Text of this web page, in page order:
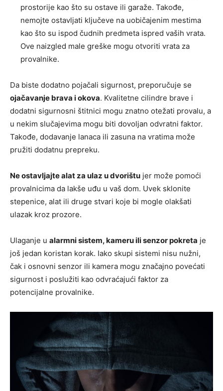
prostorije kao što su ostave ili garaže. Takođe,
nemojte ostavljati ključeve na uobičajenim mestima
kao što su ispod čudnih predmeta ispred vaših vrata.
Ove naizgled male greške mogu otvoriti vrata za
provalnike.
Da biste dodatno pojačali sigurnost, preporučuje se
ojačavanje brava i okova. Kvalitetne cilindre brave i
dodatni sigurnosni štitnici mogu znatno otežati provalu, a
u nekim slučajevima mogu biti dovoljan odvratni faktor.
Takođe, dodavanje lanaca ili zasuna na vratima može
pružiti dodatnu prepreku.
Ne ostavljajte alat za ulaz u dvorištu jer može pomoći
provalnicima da lakše uđu u vaš dom. Uvek sklonite
stepenice, alat ili druge stvari koje bi mogle olakšati
ulazak kroz prozore.
Ulaganje u alarmni sistem, kameru ili senzor pokreta je
još jedan koristan korak. Iako skupi sistemi nisu nužni,
čak i osnovni senzor ili kamera mogu značajno povećati
sigurnost i poslužiti kao odvraćajući faktor za
potencijalne provalnike.